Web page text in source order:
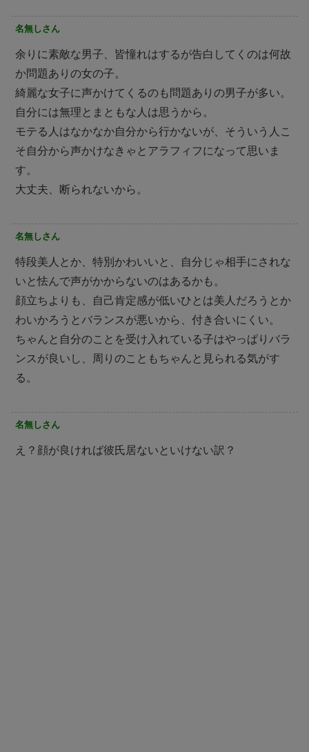
名無しさん
余りに素敵な男子、皆憧れはするが告白してくのは何故
か問題ありの女の子。
綺麗な女子に声かけてくるのも問題ありの男子が多い。
自分には無理とまともな人は思うから。
モテる人はなかなか自分から行かないが、そういう人こ
そ自分から声かけなきゃとアラフィフになって思いま
す。
大丈夫、断られないから。
名無しさん
特段美人とか、特別かわいいと、自分じゃ相手にされな
いと怯んで声がかからないのはあるかも。
顔立ちよりも、自己肯定感が低いひとは美人だろうとか
わいかろうとバランスが悪いから、付き合いにくい。
ちゃんと自分のことを受け入れている子はやっぱりバラ
ンスが良いし、周りのこともちゃんと見られる気がす
る。
名無しさん
え？顔が良ければ彼氏居ないといけない訳？